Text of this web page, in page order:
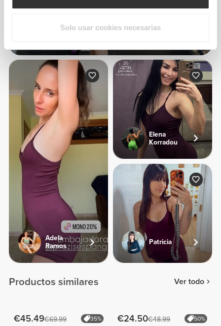
Solo usar cookies necesarias
Adela
Ramos
Elena
Korradou
Patricia
Productos similares Ver todo
€45.49€69.99 35% €24.50€48.99 50%